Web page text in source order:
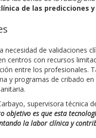
de las predicciones
necesidad de validaciones
centros con recursos
entre los profesionales.
y programas de cribado
supervisora técnica
objetivo es que esta
la labor clínica y